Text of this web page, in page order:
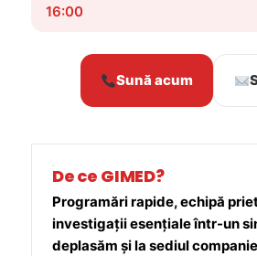
16:00
Sună acum
De ce GIMED?
Programări rapide, echipă
investigații esențiale într-un
deplasăm și la sediul